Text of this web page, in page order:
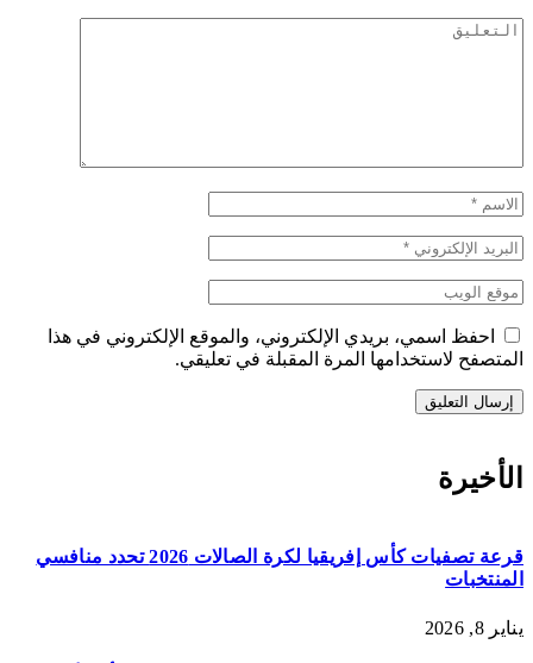
احفظ اسمي، بريدي الإلكتروني، والموقع الإلكتروني في هذا
المتصفح لاستخدامها المرة المقبلة في تعليقي.
الأخيرة
قرعة تصفيات كأس إفريقيا لكرة الصالات 2026 تحدد منافسي
المنتخبات
يناير 8, 2026